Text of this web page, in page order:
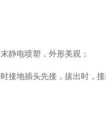
静电喷塑，外形美观；
接地插头先接，拔出时，